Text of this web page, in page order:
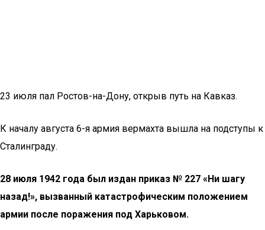
23 июля пал Ростов-на-Дону, открыв путь на Кавказ.
К началу августа 6-я армия вермахта вышла на подступы к
Сталинграду.
28 июля 1942 года был издан приказ № 227 «Ни шагу
назад!», вызванный катастрофическим положением
армии после поражения под Харьковом.